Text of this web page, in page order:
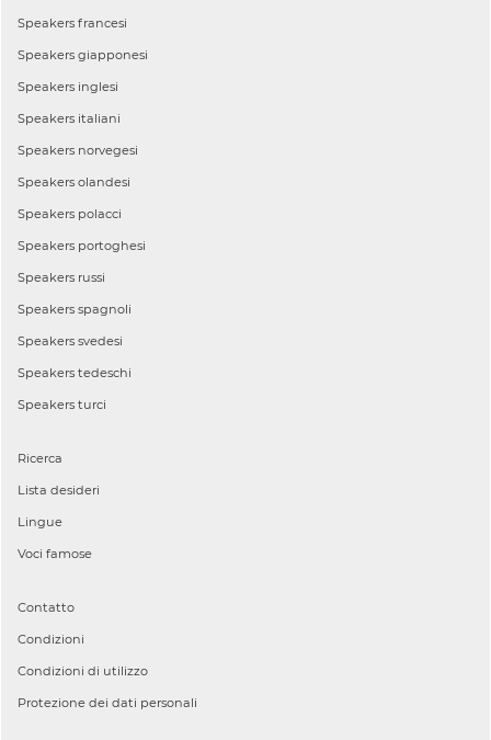
Speakers francesi
Speakers giapponesi
Speakers inglesi
Speakers italiani
Speakers norvegesi
Speakers olandesi
Speakers polacci
Speakers portoghesi
Speakers russi
Speakers spagnoli
Speakers svedesi
Speakers tedeschi
Speakers turci
Ricerca
Lista desideri
Lingue
Voci famose
Contatto
Condizioni
Condizioni di utilizzo
Protezione dei dati personali